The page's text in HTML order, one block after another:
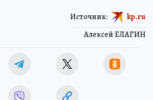
Алексей ЕЛАГИН
Источник: kp.ru